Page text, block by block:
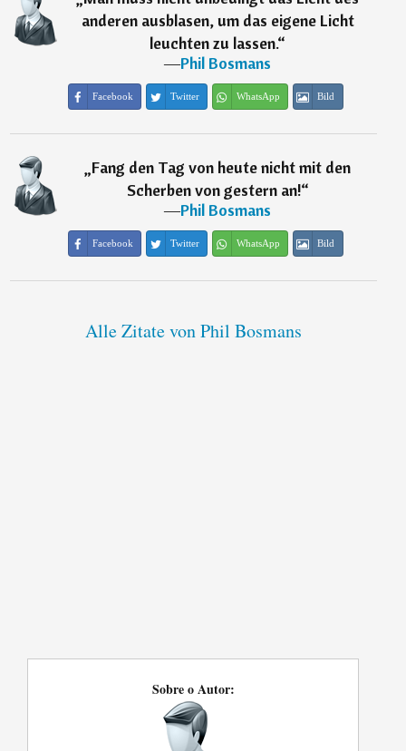
anderen ausblasen, um das eigene Licht
leuchten zu lassen.“
―Phil Bosmans
Facebook Twitter WhatsApp Bild
„Fang den Tag von heute nicht mit den
Scherben von gestern an!“
―Phil Bosmans
Facebook Twitter WhatsApp Bild
Alle Zitate von Phil Bosmans
Sobre o Autor: